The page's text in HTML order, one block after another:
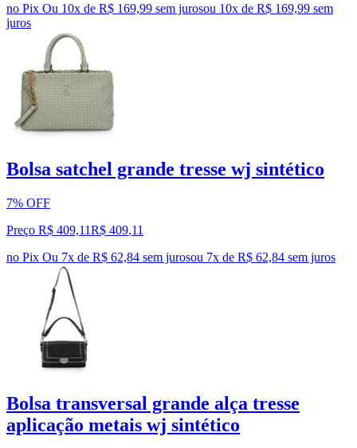
no Pix Ou 10x de R$ 169,99 sem jurosou 10x de R$ 169,99 sem
juros
Bolsa satchel grande tresse wj sintético
7% OFF
Preço R$ 409,11R$ 409,11
no Pix Ou 7x de R$ 62,84 sem jurosou 7x de R$ 62,84 sem juros
Bolsa transversal grande alça tresse
aplicação metais wj sintético